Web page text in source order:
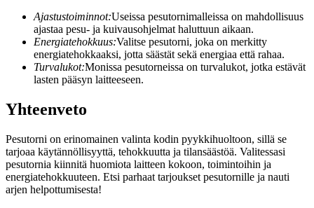
Ajastustoiminnot:Useissa pesutornimalleissa on mahdollisuus
ajastaa pesu- ja kuivausohjelmat haluttuun aikaan.
Energiatehokkuus:Valitse pesutorni, joka on merkitty
energiatehokkaaksi, jotta säästät sekä energiaa että rahaa.
Turvalukot:Monissa pesutorneissa on turvalukot, jotka estävät
lasten pääsyn laitteeseen.
Yhteenveto
Pesutorni on erinomainen valinta kodin pyykkihuoltoon, sillä se
tarjoaa käytännöllisyyttä, tehokkuutta ja tilansäästöä. Valitessasi
pesutornia kiinnitä huomiota laitteen kokoon, toimintoihin ja
energiatehokkuuteen. Etsi parhaat tarjoukset pesutornille ja nauti
arjen helpottumisesta!